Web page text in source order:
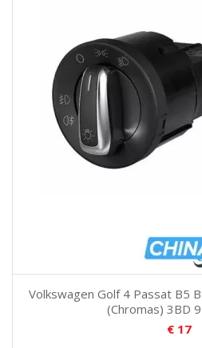
Volkswagen Golf 4 Passat B5
(Chromas) 3BD
€17